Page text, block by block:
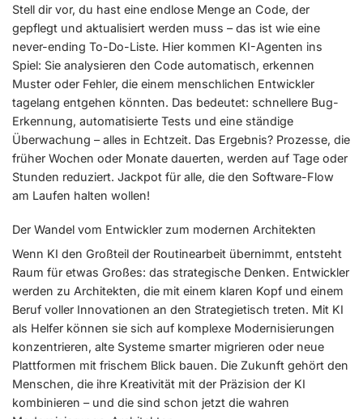
Stell dir vor, du hast eine endlose Menge an Code, der
gepflegt und aktualisiert werden muss – das ist wie eine
never-ending To-Do-Liste. Hier kommen KI-Agenten ins
Spiel: Sie analysieren den Code automatisch, erkennen
Muster oder Fehler, die einem menschlichen Entwickler
tagelang entgehen könnten. Das bedeutet: schnellere Bug-
Erkennung, automatisierte Tests und eine ständige
Überwachung – alles in Echtzeit. Das Ergebnis? Prozesse, die
früher Wochen oder Monate dauerten, werden auf Tage oder
Stunden reduziert. Jackpot für alle, die den Software-Flow
am Laufen halten wollen!
Der Wandel vom Entwickler zum modernen Architekten
Wenn KI den Großteil der Routinearbeit übernimmt, entsteht
Raum für etwas Großes: das strategische Denken. Entwickler
werden zu Architekten, die mit einem klaren Kopf und einem
Beruf voller Innovationen an den Strategietisch treten. Mit KI
als Helfer können sie sich auf komplexe Modernisierungen
konzentrieren, alte Systeme smarter migrieren oder neue
Plattformen mit frischem Blick bauen. Die Zukunft gehört den
Menschen, die ihre Kreativität mit der Präzision der KI
kombinieren – und die sind schon jetzt die wahren